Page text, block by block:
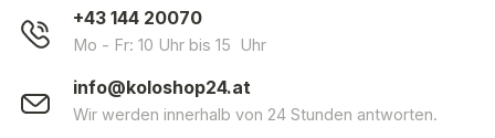
+43 144 20070
Mo - Fr: 10 Uhr bis 15 Uhr
info@koloshop24.at
Wir werden innerhalb von 24 Stunden antworten.